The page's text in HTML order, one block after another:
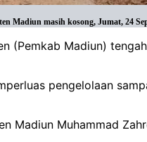
Madiun masih kosong, Jumat, 24
(Pemkab Madiun)
pengelolaan
Madiun Muhammad